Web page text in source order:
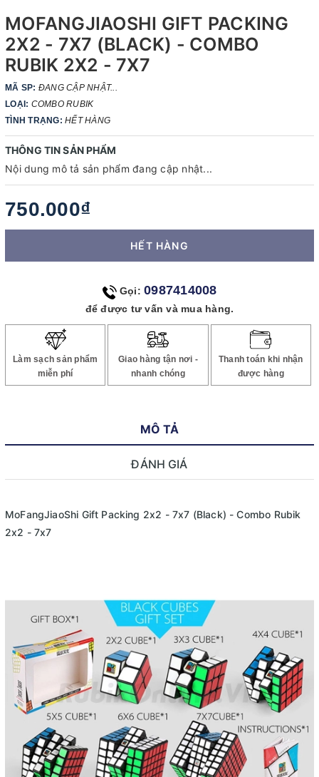
MOFANGJIAOSHI GIFT PACKING
2X2 - 7X7 (BLACK) - COMBO
RUBIK 2X2 - 7X7
MÃ SP: ĐANG CẬP NHẬT...
LOẠI: COMBO RUBIK
TÌNH TRẠNG: HẾT HÀNG
THÔNG TIN SẢN PHẨM
Nội dung mô tả sản phẩm đang cập nhật...
750.000₫
HẾT HÀNG
Gọi: 0987414008
để được tư vấn và mua hàng.
Làm sạch sản phẩm
miễn phí
Giao hàng tận nơi -
nhanh chóng
Thanh toán khi nhận
được hàng
MÔ TẢ
ĐÁNH GIÁ
MoFangJiaoShi Gift Packing 2x2 - 7x7 (Black) - Combo Rubik
2x2 - 7x7